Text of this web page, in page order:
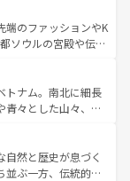
サーフィンやダイ
好きにはたまらな
分に味わいつくそ
など、都市の喧騒
る人に新しい発見と
い台湾の食文化も魅
エティ豊かな料理
コンテンツ一覧を参
端のファッションやK
ソウルの宮殿や伝統
美を楽しむことが
のストリートフード
る。夜には、韓国な
力を心ゆくまで味
の韓国情報はコンテンツ一
トナム。南北に細長
青々とした山々、世
の古い町並みやホ
、独特の雰囲気を
豊かさとおいしさで
然と歴史が息づく
並ぶ一方、伝統的な